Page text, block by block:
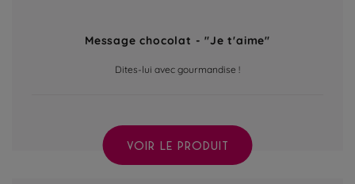
Message chocolat - "Je t'aime"
Dites-lui avec gourmandise !
VOIR LE PRODUIT